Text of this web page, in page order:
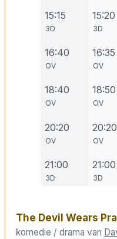
15:15
3D
16:40
OV
18:40
OV
20:20
OV
21:00
3D
15:20
3D
16:35
OV
18:50
OV
20:20
OV
21:00
3D
The Devil Wears
komedie / drama van